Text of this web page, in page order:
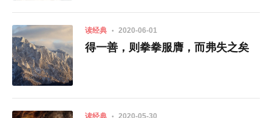
读经典 2020-06-01
得一善，则拳拳服膺，而弗失之矣
读经典 2020-05-30